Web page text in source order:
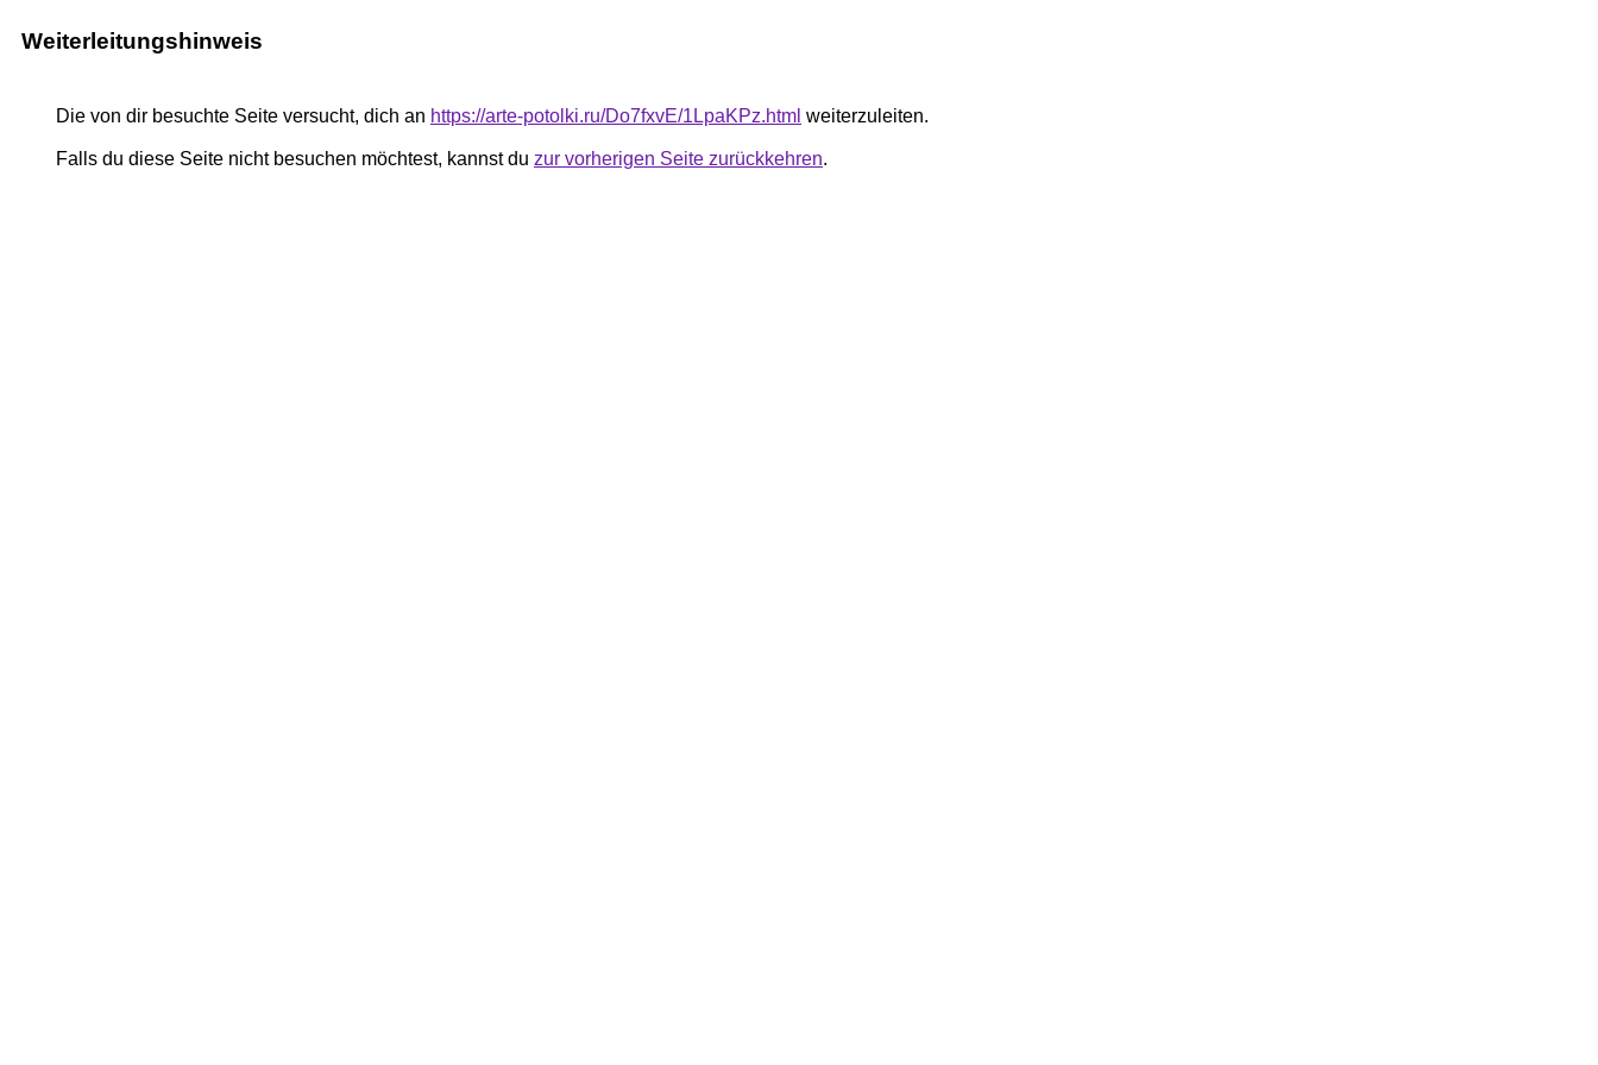
Weiterleitungshinweis
Die von dir besuchte Seite versucht, dich an https://arte-potolki.ru/Do7fxvE/1LpaKPz.html weiterzuleiten.
Falls du diese Seite nicht besuchen möchtest, kannst du zur vorherigen Seite zurückkehren.